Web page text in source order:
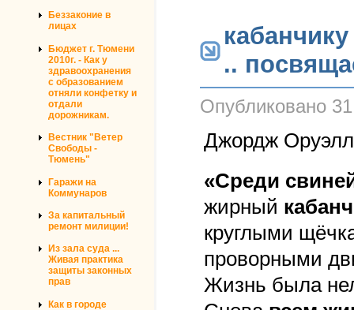
Беззаконие в
лицах
Бюджет г. Тюмени
2010г. - Как у
здравоохранения
с образованием
отняли конфетку и
отдали
дорожникам.
Вестник "Ветер
Свободы -
Тюмень"
Гаражи на
Коммунаров
За капитальный
ремонт милиции!
Из зала суда ...
Живая практика
защиты законных
прав
Как в городе
..
Опубликовано
Джордж
«Среди
жирный
круглыми
проворными
Жизнь была